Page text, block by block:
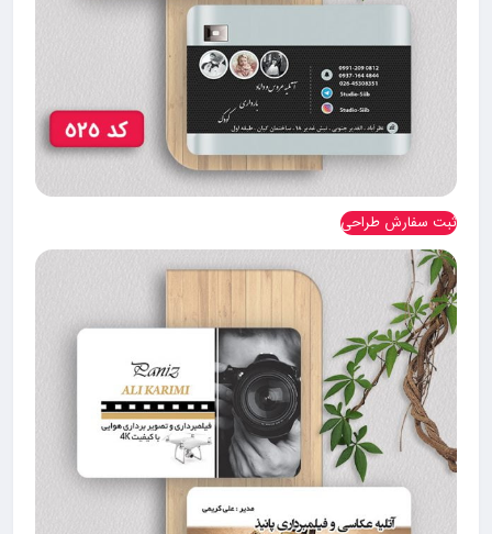
ثبت سفارش طراحی